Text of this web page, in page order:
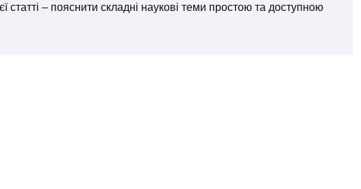
статті – пояснити складні наукові теми простою та доступною